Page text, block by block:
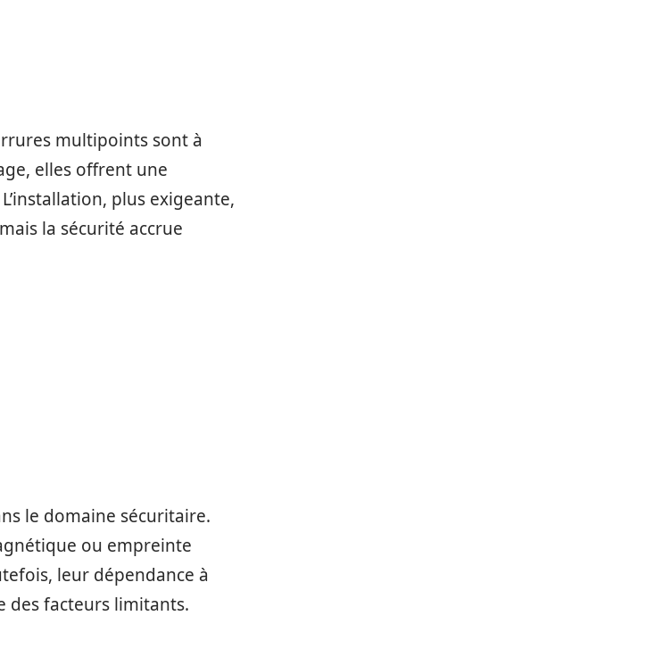
multipoints sont à
elles offrent une
plus exigeante,
la sécurité accrue
le domaine sécuritaire.
ou empreinte
leur dépendance à
des facteurs limitants.